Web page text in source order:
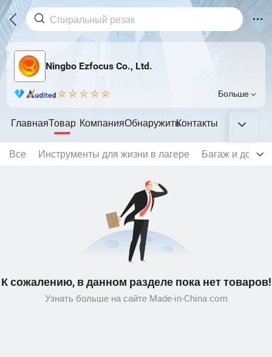
Ningbo Ezfocus Co., Ltd.
Больше
ГлавнаяТовар КомпанияОбнаружитьКонтакты
Все Инструменты для жизни в лагере Багаж и
К сожалению, в данном разделе пока нет товаров!
Узнать больше на сайте Made-in-China.com